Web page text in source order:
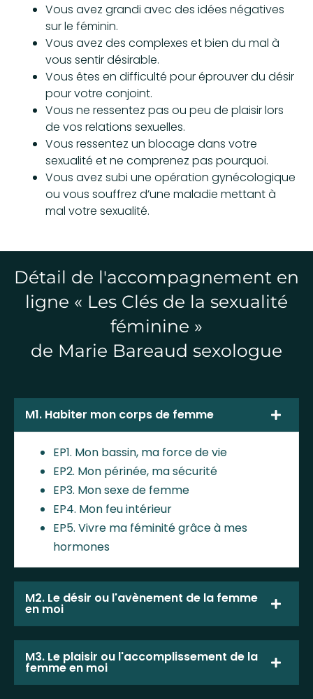
Vous avez grandi avec des idées négatives
sur le féminin.
Vous avez des complexes et bien du mal à
vous sentir désirable.
Vous êtes en difficulté pour éprouver du désir
pour votre conjoint.
Vous ne ressentez pas ou peu de plaisir lors
de vos relations sexuelles.
Vous ressentez un blocage dans votre
sexualité et ne comprenez pas pourquoi.
Vous avez subi une opération gynécologique
ou vous souffrez d’une maladie mettant à
mal votre sexualité.
Détail de l'accompagnement en
ligne « Les Clés de la sexualité
féminine »
de Marie Bareaud sexologue
M1. Habiter mon corps de femme
EP1. Mon bassin, ma force de vie
EP2. Mon périnée, ma sécurité
EP3. Mon sexe de femme
EP4. Mon feu intérieur
EP5. Vivre ma féminité grâce à mes
hormones
M2. Le désir ou l'avènement de la femme
en moi
M3. Le plaisir ou l'accomplissement de la
femme en moi